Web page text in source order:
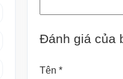
Đánh giá của
Tên *